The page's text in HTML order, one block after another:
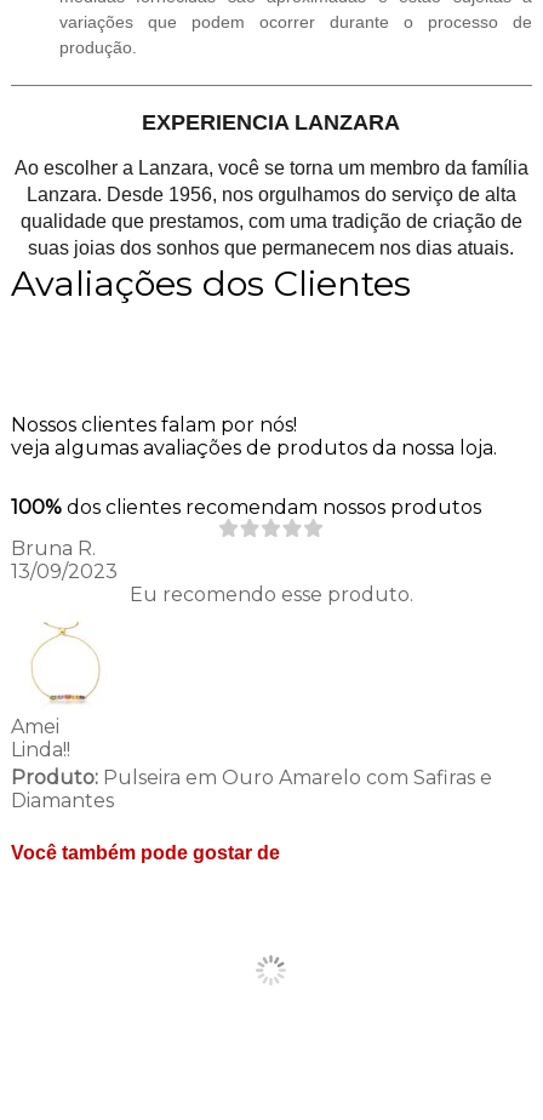
variações que podem ocorrer durante o processo de
produção.
EXPERIENCIA LANZARA
Ao escolher a Lanzara, você se torna um membro da família
Lanzara. Desde 1956, nos orgulhamos do serviço de alta
qualidade que prestamos, com uma tradição de criação de
suas joias dos sonhos que permanecem nos dias atuais.
Avaliações dos Clientes
Nossos clientes falam por nós!
veja algumas avaliações de produtos da nossa loja.
100% dos clientes recomendam nossos produtos
Bruna R.
13/09/2023
Eu recomendo esse produto.
Amei
Linda!!
Produto:Pulseira em Ouro Amarelo com Safiras e
Diamantes
Você também pode gostar de